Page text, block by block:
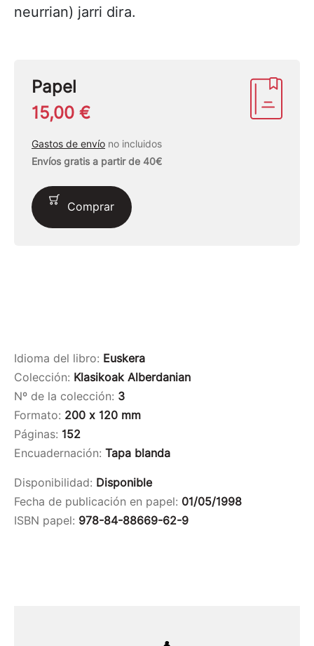
neurrian) jarri dira.
Papel
15,00 €
Gastos de envío no incluidos
Envíos gratis a partir de 40€
Comprar
Idioma del libro: Euskera
Colección: Klasikoak Alberdanian
Nº de la colección: 3
Formato: 200 x 120 mm
Páginas: 152
Encuadernación: Tapa blanda
Disponibilidad: Disponible
Fecha de publicación en papel: 01/05/1998
ISBN papel: 978-84-88669-62-9